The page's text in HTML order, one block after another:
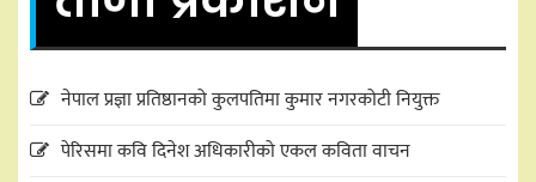
नेपाल प्रज्ञा प्रतिष्ठानको कुलपतिमा कुमार नगरकोटी नियुक्त
पेरिसमा कवि दिनेश अधिकारीको एकल कविता वाचन